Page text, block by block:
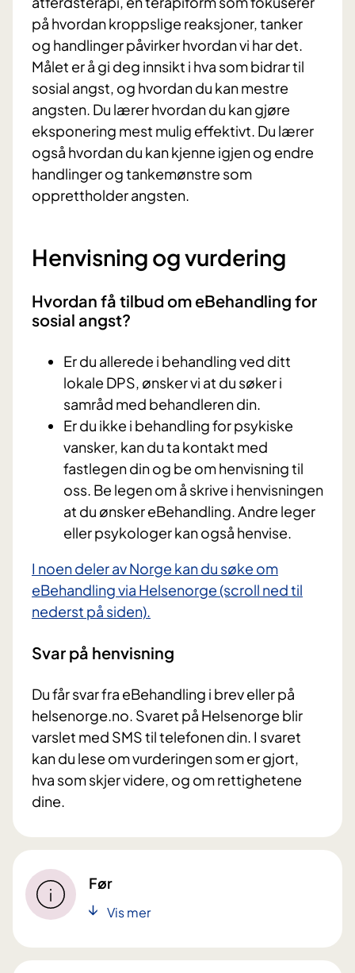
på hvordan kroppslige reaksjoner, tanker
og handlinger påvirker hvordan vi har det.
Målet er å gi deg innsikt i hva som bidrar til
sosial angst, og hvordan du kan mestre
angsten. Du lærer hvordan du kan gjøre
eksponering mest mulig effektivt. Du lærer
også hvordan du kan kjenne igjen og endre
handlinger og tankemønstre som
opprettholder angsten.
Henvisning og vurdering
Hvordan få tilbud om eBehandling for
sosial angst?
Er du allerede i behandling ved ditt
lokale DPS, ønsker vi at du søker i
samråd med behandleren din.
Er du ikke i behandling for psykiske
vansker, kan du ta kontakt med
fastlegen din og be om henvisning til
oss. Be legen om å skrive i henvisningen
at du ønsker eBehandling. Andre leger
eller psykologer kan også henvise.
I noen deler av Norge kan du søke om
eBehandling via Helsenorge (scroll ned til
nederst på siden).
Svar på henvisning
Du får svar fra eBehandling i brev eller på
helsenorge.no. Svaret på Helsenorge blir
varslet med SMS til telefonen din. I svaret
kan du lese om vurderingen som er gjort,
hva som skjer videre, og om rettighetene
dine.
Før
Vis mer